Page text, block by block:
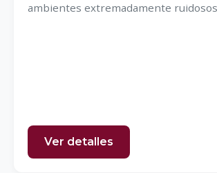
ambientes extremadamente
Ver detalles